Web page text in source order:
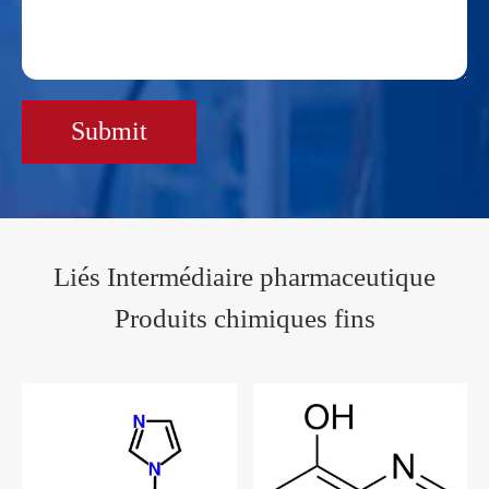
Submit
Liés Intermédiaire pharmaceutique
Produits chimiques fins